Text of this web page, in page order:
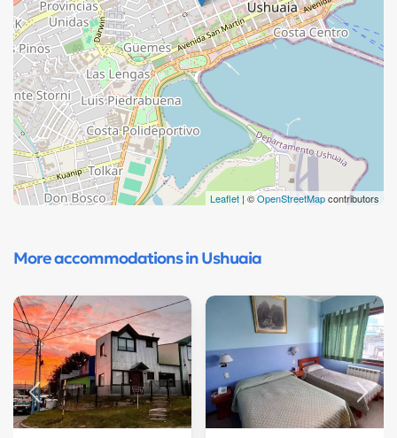
Leaflet| ©OpenStreetMapcontributors
More accommodations in Ushuaia